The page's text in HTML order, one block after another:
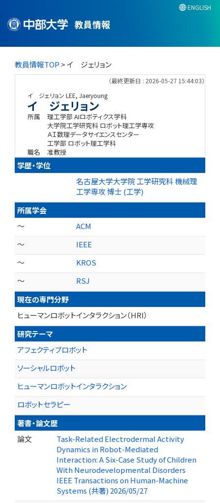
教員情報
ENGLISH
教員情報TOP > イ ジェリョン
（最終更新日 : 2026-05-27 15:44:03）
イ ジェリョン LEE, Jaeryoung
イ ジェリョン
所属
理工学部 AIロボティクス学科
大学院工学研究科 ロボット理工学専攻
ＡＩ数理データサイエンスセンター
工学部 ロボット理工学科
職名
准教授
学歴・学位
名古屋大学大学院 工学研究科 機械理
工学専攻 博士 (工学)
所属学会
～
ACM
～
IEEE
～
KROS
～
RSJ
現在の専門分野
ヒューマンロボットインタラクション（HRI）
研究テーマ
アフェクティブロボット
ソーシャルロボット
ヒューマンロボットインタラクション
ロボットセラピー
著書・論文歴
論文
Task-Related Electrodermal Activity
Dynamics in Robot-Mediated
Interaction: A Six-Case Study of Children
With Neurodevelopmental Disorders
IEEE Transactions on Human-Machine
Systems (共著) 2026/05/27